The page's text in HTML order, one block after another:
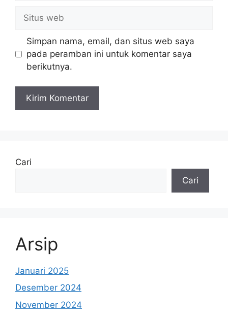
Situs
web
Simpan nama, email, dan situs web saya
pada peramban ini untuk komentar saya
berikutnya.
Cari
Cari
Arsip
Januari 2025
Desember 2024
November 2024